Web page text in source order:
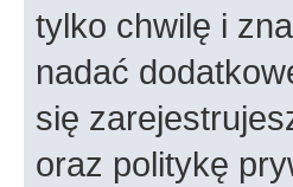
tylko chwilę i
nadać
się
oraz politykę